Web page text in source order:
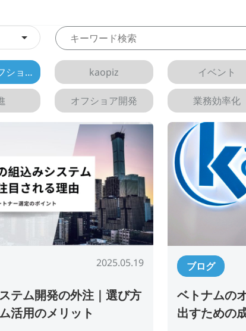
ベトナム オフショア開発 kaopiz イベント
オフショア開発 業務効率化
2025.05.19
テム開発の外注｜選び方
活用のメリット
ブログ
ベトナムの
出すための